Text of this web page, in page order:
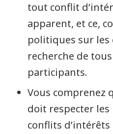
tout conflit
apparent, et ce,
politiques sur les
recherche de
participants.
Vous comprenez
doit respecter
conflits